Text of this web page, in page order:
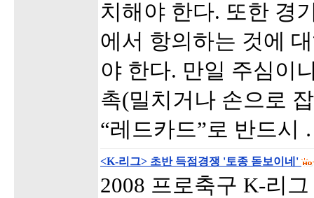
치해야 한다. 또한 경
에서 항의하는 것에
야 한다. 만일 주심이
촉(밀치거나 손으로
“레드카드”로 반드시
<K-리그> 초반 득점경쟁 '토종 돋보이네'
2008 프로축구 K-리